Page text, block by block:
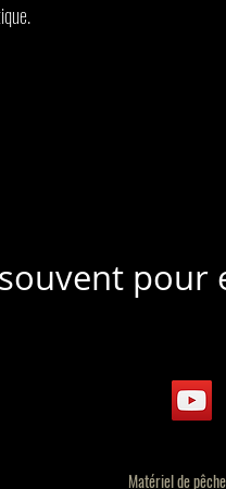
pour
Matériel de pêche